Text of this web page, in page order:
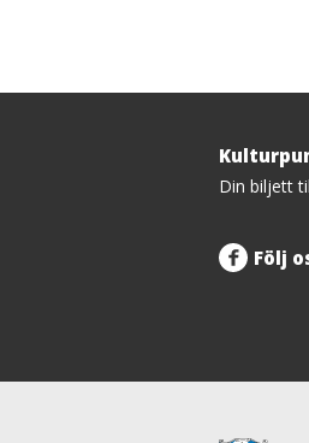
Tillbaka
upp
Din biljett
Följ